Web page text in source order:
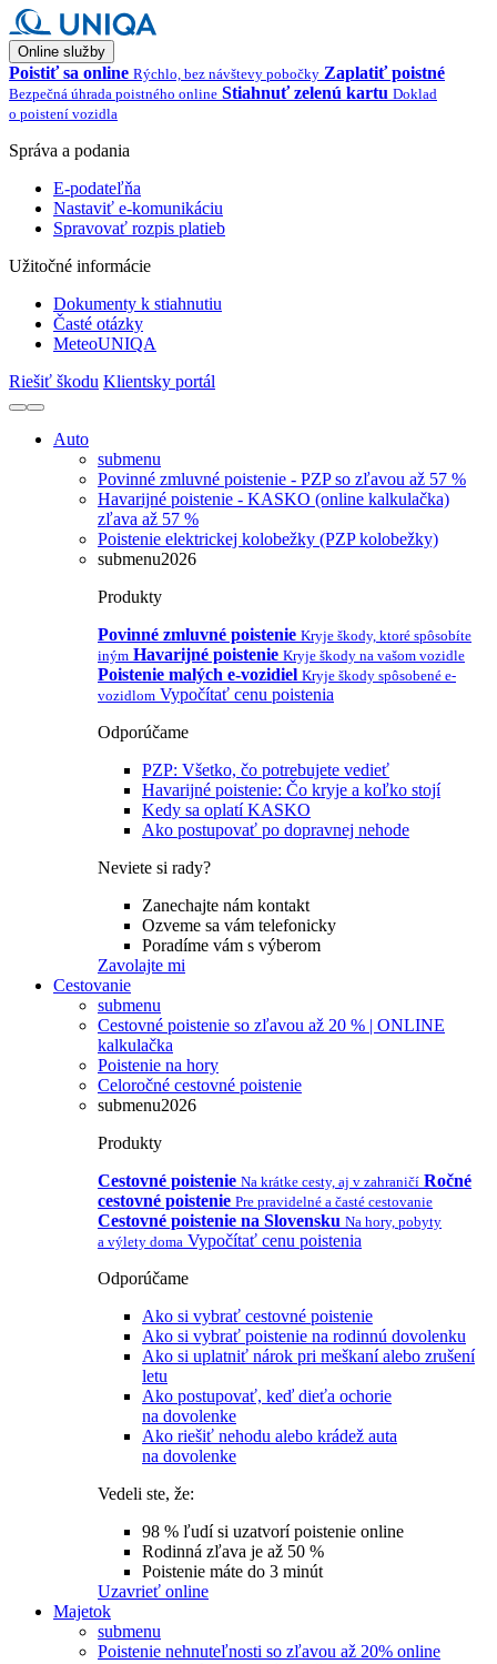
Online služby
Poistiť sa online Rýchlo, bez návštevy pobočky Zaplatiť poistné
Bezpečná úhrada poistného online Stiahnuť zelenú kartu Doklad
o poistení vozidla
Správa a podania
E-podateľňa
Nastaviť e-komunikáciu
Spravovať rozpis platieb
Užitočné informácie
Dokumenty k stiahnutiu
Časté otázky
MeteoUNIQA
Riešiť škodu Klientsky portál
Auto
submenu
Povinné zmluvné poistenie - PZP so zľavou až 57 %
Havarijné poistenie - KASKO (online kalkulačka)
zľava až 57 %
Poistenie elektrickej kolobežky (PZP kolobežky)
submenu2026
Produkty
Povinné zmluvné poistenie Kryje škody, ktoré spôsobíte
iným Havarijné poistenie Kryje škody na vašom vozidle
Poistenie malých e-vozidiel Kryje škody spôsobené e-
vozidlom Vypočítať cenu poistenia
Odporúčame
PZP: Všetko, čo potrebujete vedieť
Havarijné poistenie: Čo kryje a koľko stojí
Kedy sa oplatí KASKO
Ako postupovať po dopravnej nehode
Neviete si rady?
Zanechajte nám kontakt
Ozveme sa vám telefonicky
Poradíme vám s výberom
Zavolajte mi
Cestovanie
submenu
Cestovné poistenie so zľavou až 20 % | ONLINE
kalkulačka
Poistenie na hory
Celoročné cestovné poistenie
submenu2026
Produkty
Cestovné poistenie Na krátke cesty, aj v zahraničí Ročné
cestovné poistenie Pre pravidelné a časté cestovanie
Cestovné poistenie na Slovensku Na hory, pobyty
a výlety doma Vypočítať cenu poistenia
Odporúčame
Ako si vybrať cestovné poistenie
Ako si vybrať poistenie na rodinnú dovolenku
Ako si uplatniť nárok pri meškaní alebo zrušení
letu
Ako postupovať, keď dieťa ochorie
na dovolenke
Ako riešiť nehodu alebo krádež auta
na dovolenke
Vedeli ste, že:
98 % ľudí si uzatvorí poistenie online
Rodinná zľava je až 50 %
Poistenie máte do 3 minút
Uzavrieť online
Majetok
submenu
Poistenie nehnuteľnosti so zľavou až 20% online